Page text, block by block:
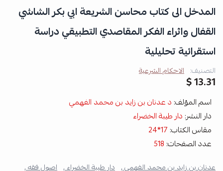
المدخل الى كتاب محاسن الشريعة ابي بكر الشاشي
القفال واثراء الفكر المقاصدي التطبيقي دراسة
استقرائية تحليلية
التصنيف: الاحكام الشرعية
13.31 $
اسم المؤلف: د عدنان بن زايد بن محمد الفهمي
دار النشر: دار طيبة الخضراء
مقاس الكتاب: 17*24
عدد الصفحات: 518
عدنان بن زايد بن محمد الفهمي , دار طيبة الخضراء , اصول فقه ,